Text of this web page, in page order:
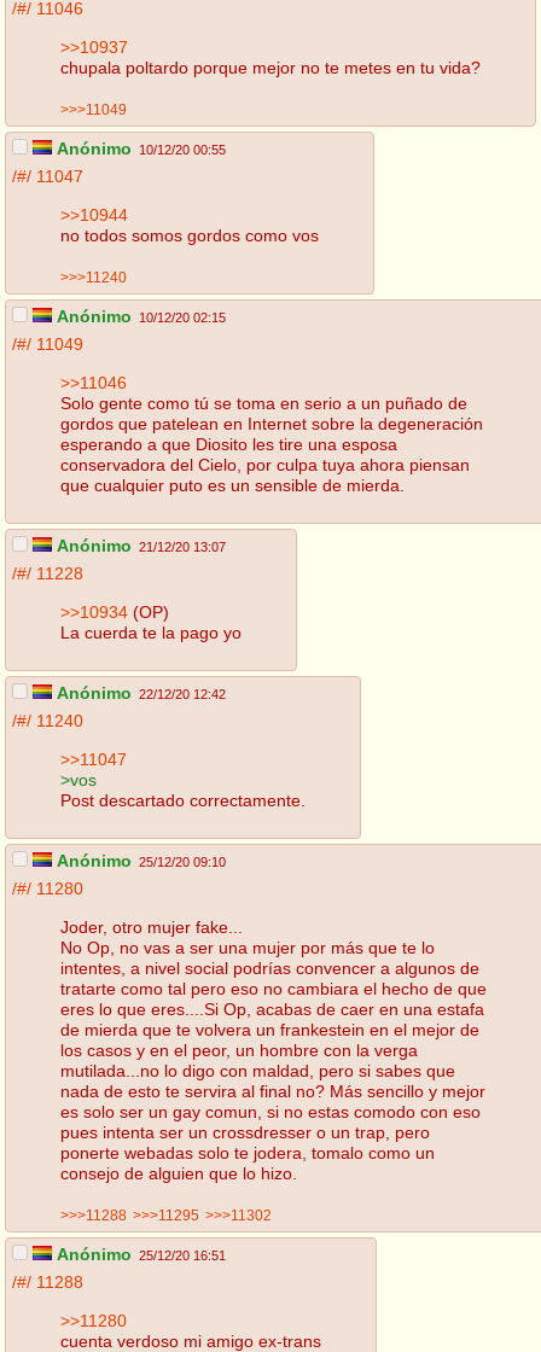
/#/ 11046
>>10937
chupala poltardo porque mejor no te metes en tu vida?
>>>11049
Anónimo 10/12/20 00:55
/#/ 11047
>>10944
no todos somos gordos como vos
>>>11240
Anónimo 10/12/20 02:15
/#/ 11049
>>11046
Solo gente como tú se toma en serio a un puñado de
gordos que patelean en Internet sobre la degeneración
esperando a que Diosito les tire una esposa
conservadora del Cielo, por culpa tuya ahora piensan
que cualquier puto es un sensible de mierda.
Anónimo 21/12/20 13:07
/#/ 11228
>>10934 (OP)
La cuerda te la pago yo
Anónimo 22/12/20 12:42
/#/ 11240
>>11047
>vos
Post descartado correctamente.
Anónimo 25/12/20 09:10
/#/ 11280
Joder, otro mujer fake...
No Op, no vas a ser una mujer por más que te lo
intentes, a nivel social podrías convencer a algunos de
tratarte como tal pero eso no cambiara el hecho de que
eres lo que eres....Si Op, acabas de caer en una estafa
de mierda que te volvera un frankestein en el mejor de
los casos y en el peor, un hombre con la verga
mutilada...no lo digo con maldad, pero si sabes que
nada de esto te servira al final no? Más sencillo y mejor
es solo ser un gay comun, si no estas comodo con eso
pues intenta ser un crossdresser o un trap, pero
ponerte webadas solo te jodera, tomalo como un
consejo de alguien que lo hizo.
>>>11288 >>>11295 >>>11302
Anónimo 25/12/20 16:51
/#/ 11288
>>11280
cuenta verdoso mi amigo ex-trans